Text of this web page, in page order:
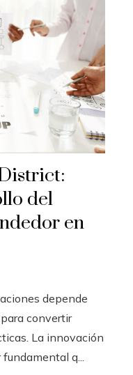
del
en
depende
convertir
La innovación
q...